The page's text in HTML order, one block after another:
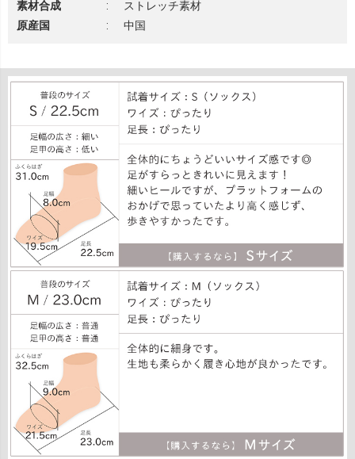
素材合成
:
ストレッチ素材
原産国
: 中国